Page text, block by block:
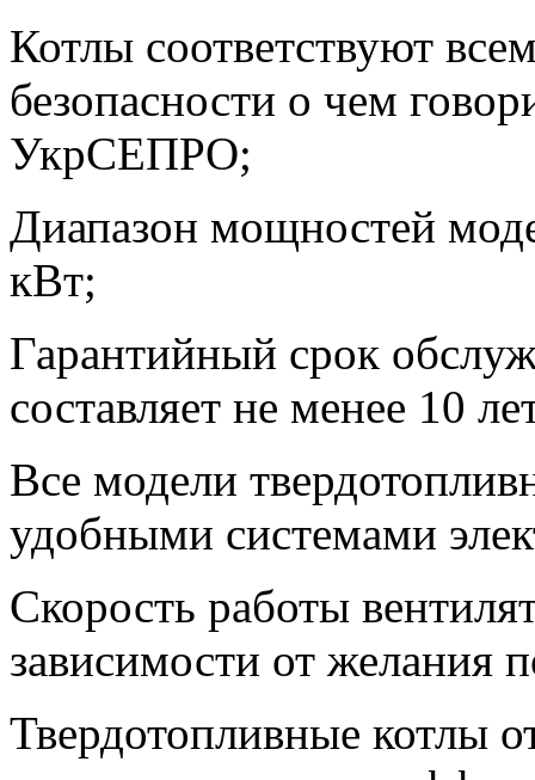
Котлы соответствуют
безопасности о чем
УкрСЕПРО;
Диапазон мощностей
кВт;
Гарантийный срок
составляет не менее 10
Все модели
удобными системами
Скорость работы
зависимости от желания
Твердотопливные котлы